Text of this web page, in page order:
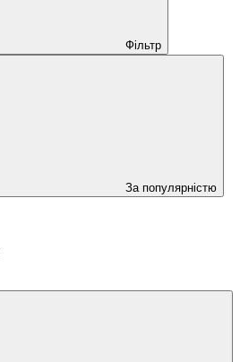
Фільтр
За популярністю